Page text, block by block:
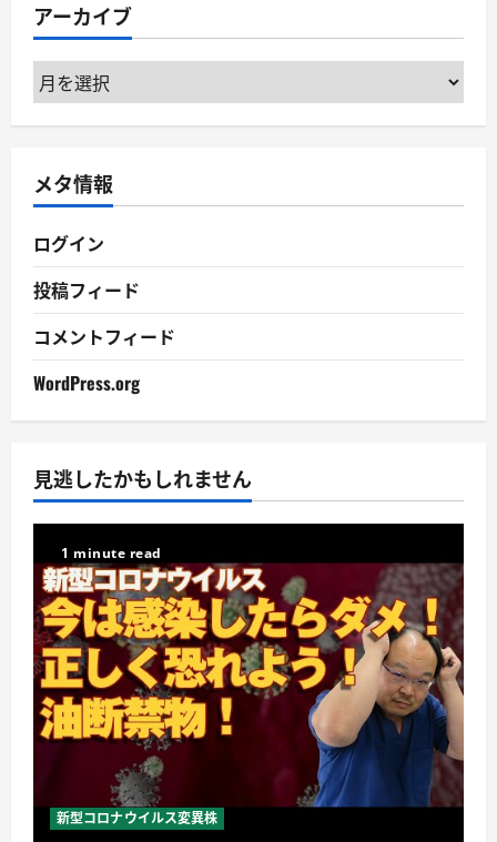
ー
アーカイブ
ア
ー
ブ
メタ情報
ログイン
投稿フィード
コメントフィード
WordPress.org
見逃したかもしれません
1 minute read
新型コロナウイルス変異株